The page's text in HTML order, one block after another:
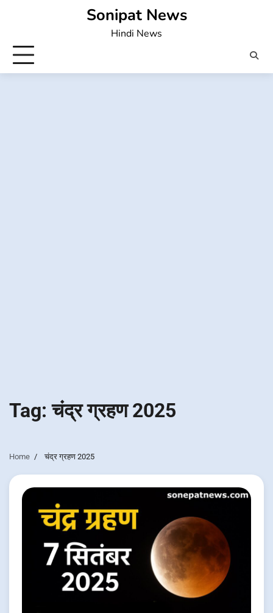
Sonipat News
Hindi News
Tag:चंद्र ग्रहण 2025
Home चंद्र ग्रहण 2025